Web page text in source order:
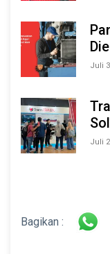
Juli
Juli
Bagikan :